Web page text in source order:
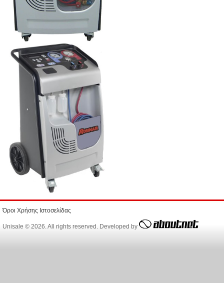
Όροι Χρήσης Ιστοσελίδας
Unisale © 2026. All rights reserved. Developed by